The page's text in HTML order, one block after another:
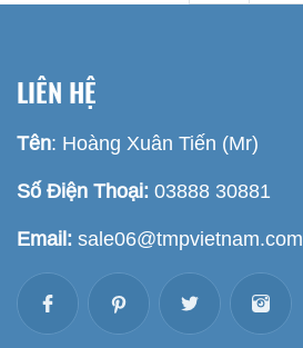
LIÊN HỆ
Tên: Hoàng Xuân Tiến (Mr)
Số Điện Thoại: 03888 30881
Email: sale06@tmpvietnam.com